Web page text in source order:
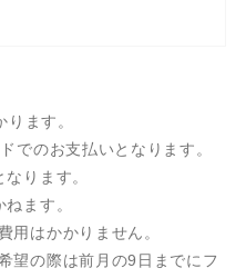
ます。
でのお支払いとなります。
ります。
ます。
用はかかりません。
望の際は前月の9日までにフ